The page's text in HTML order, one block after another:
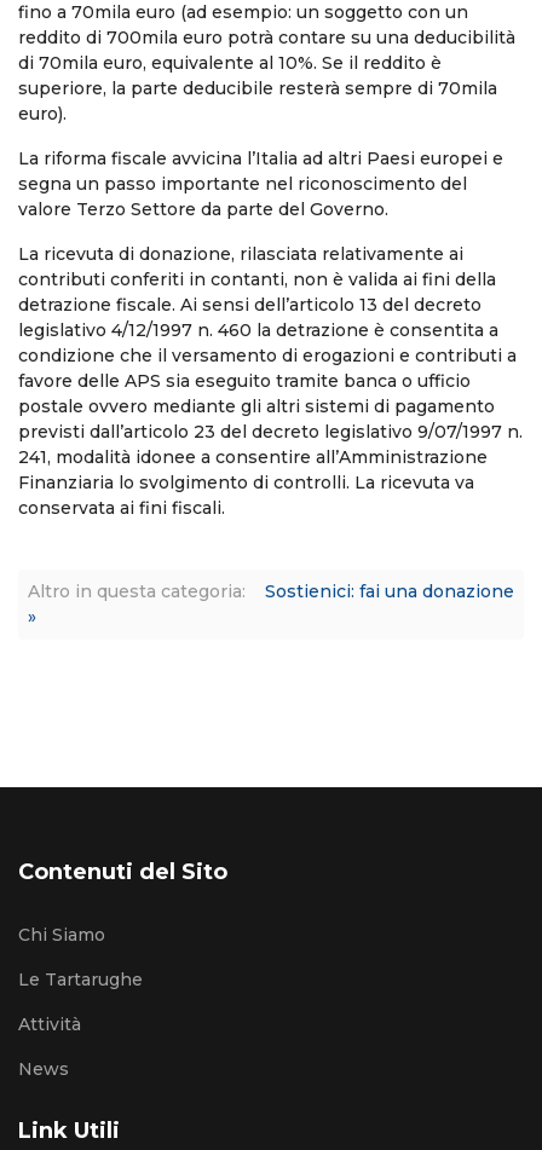
fino a 70mila euro (ad esempio: un soggetto con un
reddito di 700mila euro potrà contare su una deducibilità
di 70mila euro, equivalente al 10%. Se il reddito è
superiore, la parte deducibile resterà sempre di 70mila
euro).
La riforma fiscale avvicina l’Italia ad altri Paesi europei e
segna un passo importante nel riconoscimento del
valore Terzo Settore da parte del Governo.
La ricevuta di donazione, rilasciata relativamente ai
contributi conferiti in contanti, non è valida ai fini della
detrazione fiscale. Ai sensi dell’articolo 13 del decreto
legislativo 4/12/1997 n. 460 la detrazione è consentita a
condizione che il versamento di erogazioni e contributi a
favore delle APS sia eseguito tramite banca o ufficio
postale ovvero mediante gli altri sistemi di pagamento
previsti dall’articolo 23 del decreto legislativo 9/07/1997 n.
241, modalità idonee a consentire all’Amministrazione
Finanziaria lo svolgimento di controlli. La ricevuta va
conservata ai fini fiscali.
Altro in questa categoria:
Sostienici: fai una donazione
»
Contenuti del Sito
Chi Siamo
Le Tartarughe
Attività
News
Link Utili